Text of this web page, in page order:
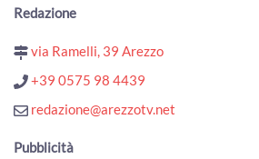
Arezzo Wave Station - Puntata 7
ArezzoTv
Arezzo Wave Station - Puntata 5
Redazione
via Ramelli, 39 Arezzo
+39 0575 98 4439
redazione@arezzotv.net
Pubblicità